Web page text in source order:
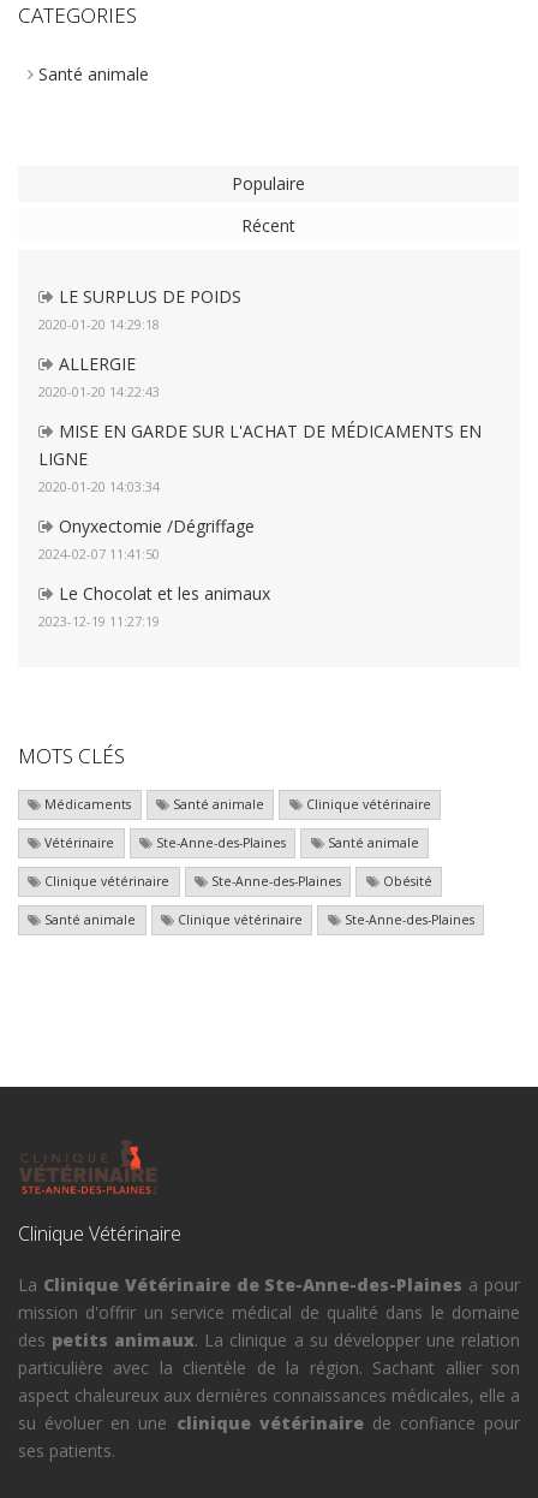
CATEGORIES
Santé animale
Populaire
Récent
LE SURPLUS DE POIDS
2020-01-20 14:29:18
ALLERGIE
2020-01-20 14:22:43
MISE EN GARDE SUR L'ACHAT DE MÉDICAMENTS EN
LIGNE
2020-01-20 14:03:34
Onyxectomie /Dégriffage
2024-02-07 11:41:50
Le Chocolat et les animaux
2023-12-19 11:27:19
MOTS CLÉS
Médicaments Santé animale Clinique vétérinaire
Vétérinaire Ste-Anne-des-Plaines Santé animale
Clinique vétérinaire Ste-Anne-des-Plaines Obésité
Santé animale Clinique vétérinaire Ste-Anne-des-Plaines
Clinique Vétérinaire
La Clinique Vétérinaire de Ste-Anne-des-Plaines a pour
mission d'offrir un service médical de qualité dans le domaine
des petits animaux. La clinique a su développer une relation
particulière avec la clientèle de la région. Sachant allier son
aspect chaleureux aux dernières connaissances médicales, elle a
su évoluer en une clinique vétérinairede confiance pour
ses patients.